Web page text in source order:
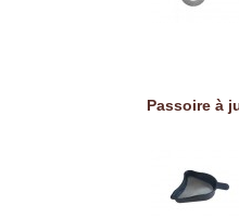
Passoire à